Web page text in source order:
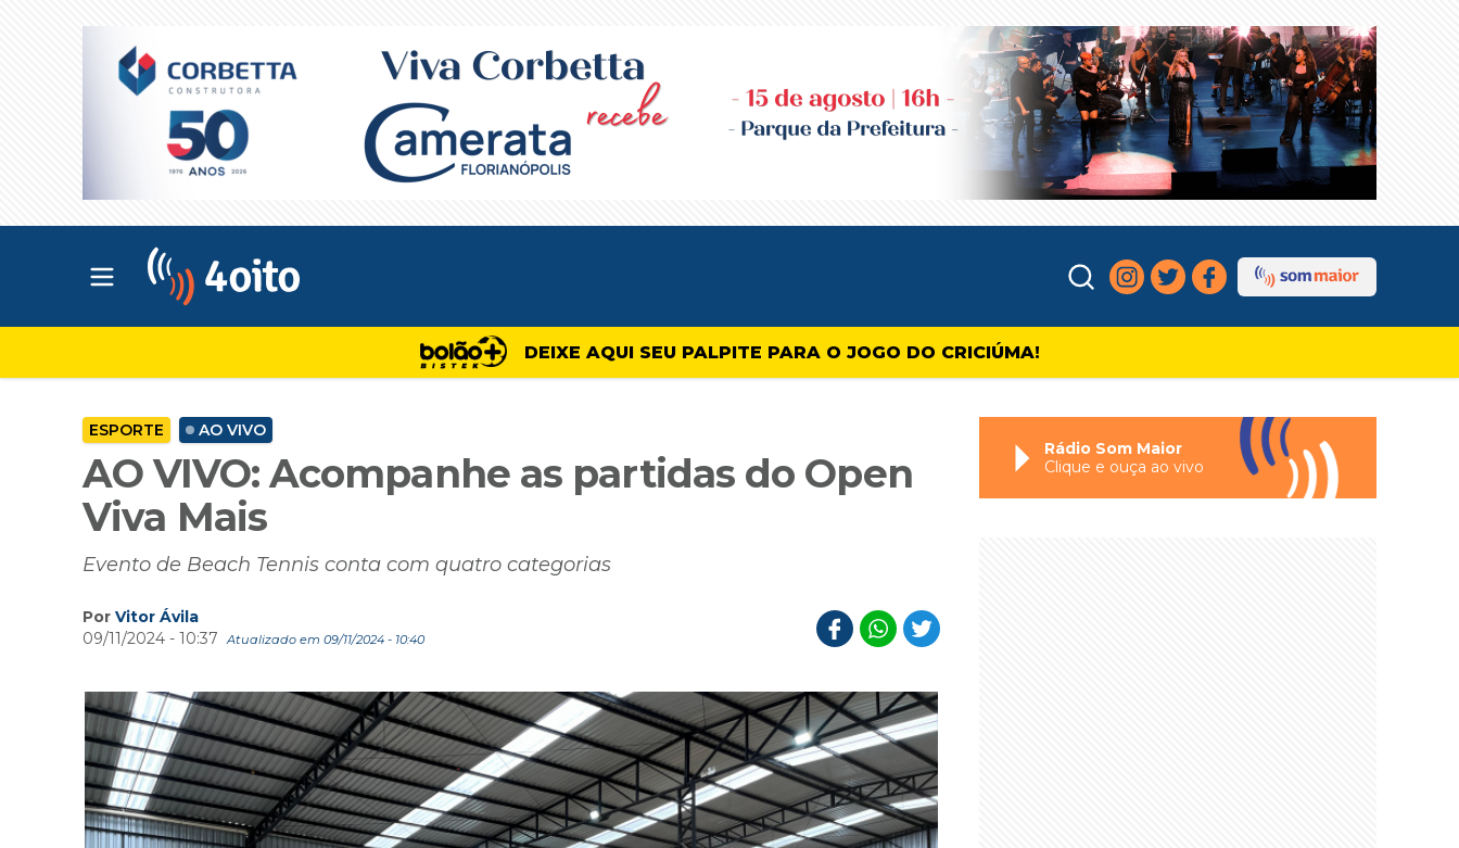
Abrir menu principal
DEIXE AQUI SEU PALPITE PARA O JOGO DO CRICIÚMA!
ESPORTE AO VIVO
AO VIVO: Acompanhe as partidas do Open
Viva Mais
Evento de Beach Tennis conta com quatro categorias
Por Vitor Ávila
09/11/2024 - 10:37
Atualizado em 09/11/2024 - 10:40
Rádio Som Maior
Clique e ouça ao vivo